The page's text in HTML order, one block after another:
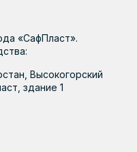
«СафПласт».
Высокогорский
здание 1